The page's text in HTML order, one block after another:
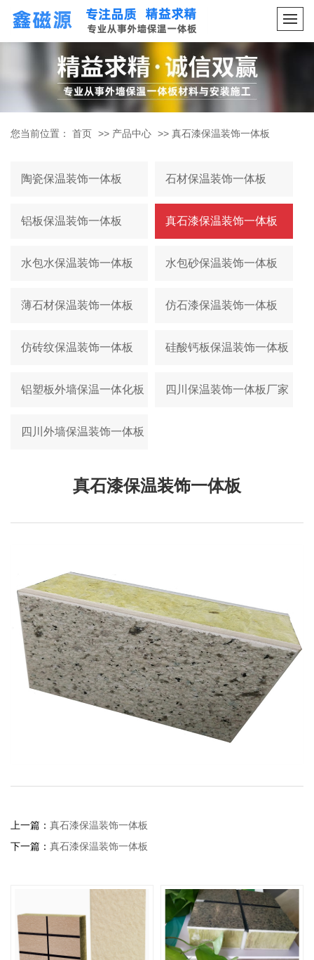
您当前位置： 首页 >> 产品中心 >> 真石漆保温装饰一体板
陶瓷保温装饰一体板 石材保温装饰一体板
铝板保温装饰一体板 真石漆保温装饰一体板
水包水保温装饰一体板 水包砂保温装饰一体板
薄石材保温装饰一体板 仿石漆保温装饰一体板
仿砖纹保温装饰一体板 硅酸钙板保温装饰一体板
铝塑板外墙保温一体化板 四川保温装饰一体板厂家
四川外墙保温装饰一体板
真石漆保温装饰一体板
上一篇： 真石漆保温装饰一体板
下一篇： 真石漆保温装饰一体板